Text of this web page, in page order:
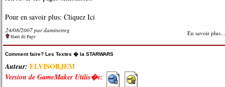
Pour en savoir plus: Cliquez Ici
24/08/2007 pardaminetreg
Haut de Page En savoir plus...
Comment faire? Les Textes � la STARWARS
Auteur: ELVISORJEM
Version de GameMaker Utilis�e: